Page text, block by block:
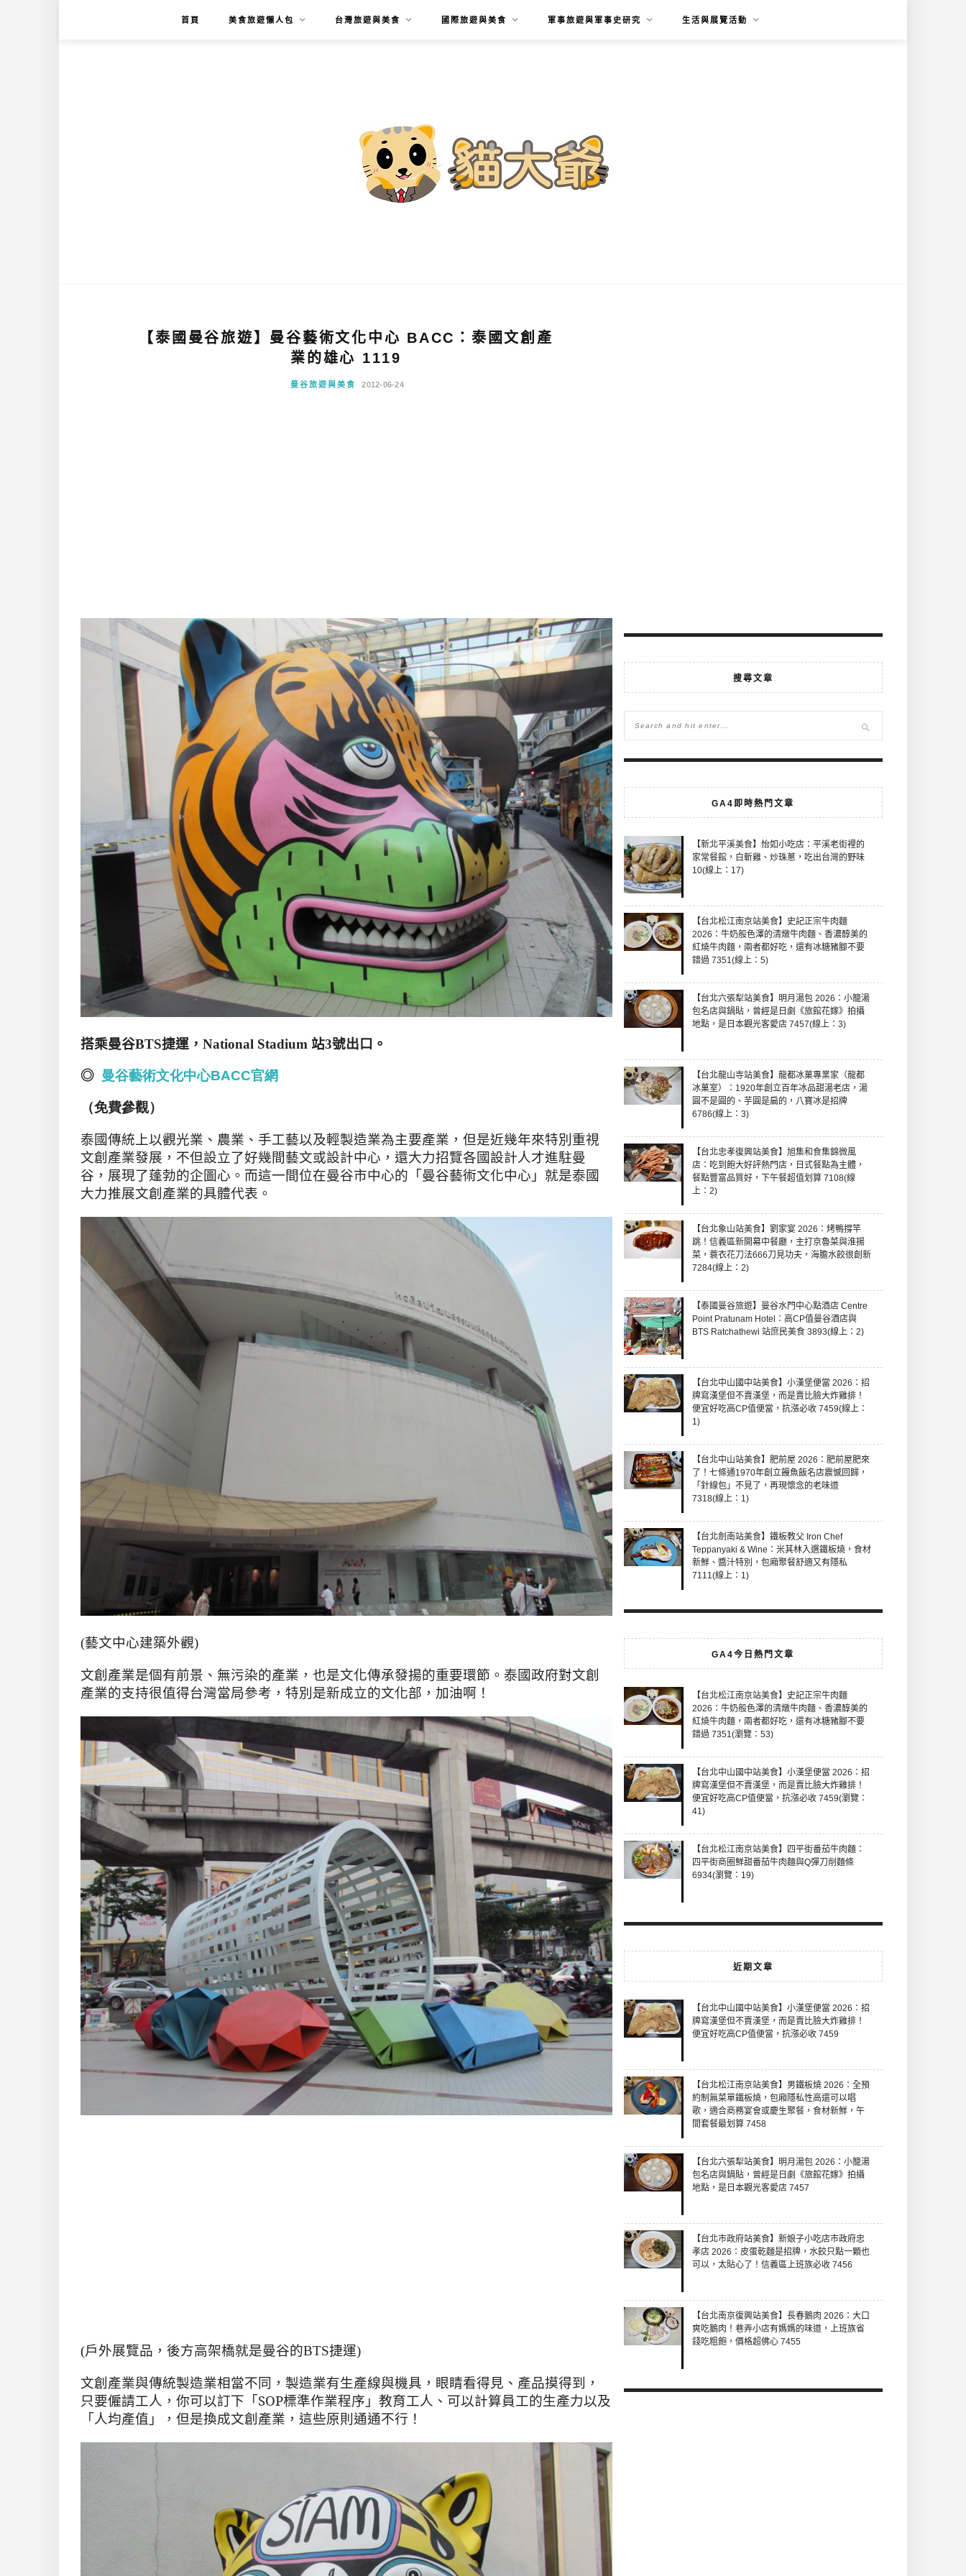
首頁 美食旅遊懶人包 台灣旅遊與美食 國際旅遊與美食 軍事旅遊與軍事史研究 生活與展覽活動
【泰國曼谷旅遊】曼谷藝術文化中心 BACC：泰國文創產
業的雄心 1119
曼谷旅遊與美食 2012-06-24
搭乘曼谷BTS捷運， National Stadium 站3號出口 。
◎ 曼谷藝術文化中心BACC官網
（免費參觀）
泰國傳統上以觀光業 、農業、手工藝以及輕製造業為主要產業，但是近幾年來特別重視
文創產業發展，不但設立了好幾間藝文或設計中心，還大力招覽各國設計人才進駐曼
谷，展現了蓬勃的企圖心。而這一間位在曼谷市中心的 「曼谷藝術文化中心」就是泰國
大力推展文創產業的具體代表。
(藝文中心建築外觀)
文創產業是個有前景、無污染的產業，也是文化傳承發揚的重要環節。泰國政府對文創
產業的支持很值得台灣當局參考，特別是新成立的文化部，加油啊！
(戶外展覽品，後方高架橋就是曼谷的BTS捷運)
文創產業與傳統製造業相當不同，製造業有生產線與機具，眼睛看得見、產品摸得到，
只要僱請工人，你可以訂下「SOP標準作業程序」教育工人、可以計算員工的生產力以及
「人均產值」，但是換成文創產業，這些原則通通不行！
搜尋文章
GA4即時熱門文章
【新北平溪美食】怡如小吃店：平溪老街裡的
家常餐館，白斬雞、炒珠蔥，吃出台灣的野味
10(線上：17)
【台北松江南京站美食】史記正宗牛肉麵
2026：牛奶般色澤的清燉牛肉麵、香濃醇美的
紅燒牛肉麵，兩者都好吃，還有冰糖豬腳不要
錯過 7351(線上：5)
【台北六張犁站美食】明月湯包 2026：小籠湯
包名店與鍋貼，曾經是日劇《旅館花嫁》拍攝
地點，是日本觀光客愛店 7457(線上：3)
【台北龍山寺站美食】龍都冰菓專業家（龍都
冰菓室）：1920年創立百年冰品甜湯老店，湯
圓不是圓的、芋圓是扁的，八寶冰是招牌
6786(線上：3)
【台北忠孝復興站美食】旭集和食集錦微風
店：吃到飽大好評熱門店，日式餐點為主體，
餐點豐富品質好，下午餐超值划算 7108(線
上：2)
【台北象山站美食】劉家宴 2026：烤鴨撐竿
跳！信義區新開幕中餐廳，主打京魯菜與淮揚
菜，蓑衣花刀法666刀見功夫，海膽水餃很創新
7284(線上：2)
【泰國曼谷旅遊】曼谷水門中心點酒店 Centre
Point Pratunam Hotel：高CP值曼谷酒店與
BTS Ratchathewi 站庶民美食 3893(線上：2)
【台北中山國中站美食】小漢堡便當 2026：招
牌寫漢堡但不賣漢堡，而是賣比臉大炸雞排！
便宜好吃高CP值便當，抗漲必收 7459(線上：
1)
【台北中山站美食】肥前屋 2026：肥前屋肥來
了！七條通1970年創立饅魚飯名店震憾回歸，
「針線包」不見了，再現懷念的老味道
7318(線上：1)
【台北劍南站美食】鐵板教父 Iron Chef
Teppanyaki & Wine：米其林入選鐵板燒，食材
新鮮、醬汁特別，包廂聚餐舒適又有隱私
7111(線上：1)
GA4今日熱門文章
【台北松江南京站美食】史記正宗牛肉麵
2026：牛奶般色澤的清燉牛肉麵、香濃醇美的
紅燒牛肉麵，兩者都好吃，還有冰糖豬腳不要
錯過 7351(瀏覽：53)
【台北中山國中站美食】小漢堡便當 2026：招
牌寫漢堡但不賣漢堡，而是賣比臉大炸雞排！
便宜好吃高CP值便當，抗漲必收 7459(瀏覽：
41)
【台北松江南京站美食】四平街番茄牛肉麵：
四平街商圈鮮甜番茄牛肉麵與Q彈刀削麵條
6934(瀏覽：19)
近期文章
【台北中山國中站美食】小漢堡便當 2026：招
牌寫漢堡但不賣漢堡，而是賣比臉大炸雞排！
便宜好吃高CP值便當，抗漲必收 7459
【台北松江南京站美食】男鐵板燒 2026：全預
約制無菜單鐵板燒，包廂隱私性高還可以唱
歌，適合商務宴會或慶生聚餐，食材新鮮，午
間套餐最划算 7458
【台北六張犁站美食】明月湯包 2026：小籠湯
包名店與鍋貼，曾經是日劇《旅館花嫁》拍攝
地點，是日本觀光客愛店 7457
【台北市政府站美食】新娘子小吃店市政府忠
孝店 2026：皮蛋乾麵是招牌，水餃只點一顆也
可以，太貼心了！信義區上班族必收 7456
【台北南京復興站美食】長春鵝肉 2026：大口
爽吃鵝肉！巷弄小店有媽媽的味道，上班族省
錢吃粗飽，價格超佛心 7455